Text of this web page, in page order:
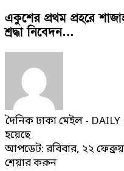
একুশের প্রথম প্রহরে
শ্রদ্ধা নিবেদন…
দৈনিক ঢাকা মেইল -
হয়েছে
আপডেট: রবিবার, ২২
শেয়ার করুন